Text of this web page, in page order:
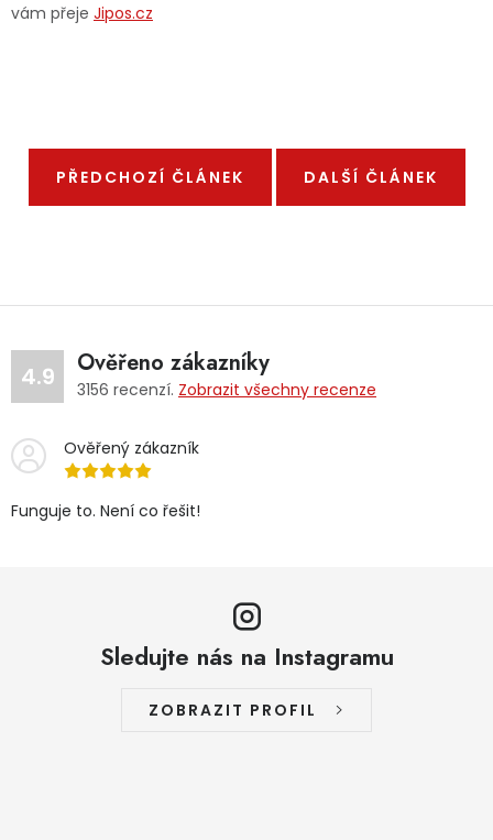
vám přeje Jipos.cz
PŘEDCHOZÍ ČLÁNEK DALŠÍ ČLÁNEK
4.9 Ověřeno zákazníky
3156 recenzí. Zobrazit všechny recenze
Ověřený zákazník
Funguje to. Není co řešit!
Sledujte nás na Instagramu
ZOBRAZIT PROFIL